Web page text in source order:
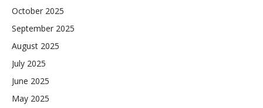
October 2025
September 2025
August 2025
July 2025
June 2025
May 2025